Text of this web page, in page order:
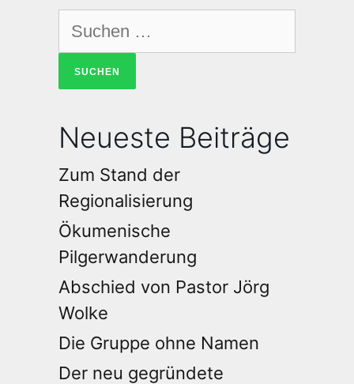
Neueste Beiträge
Zum Stand der
Regionalisierung
Ökumenische
Pilgerwanderung
Abschied von Pastor Jörg
Wolke
Die Gruppe ohne Namen
Der neu gegründete